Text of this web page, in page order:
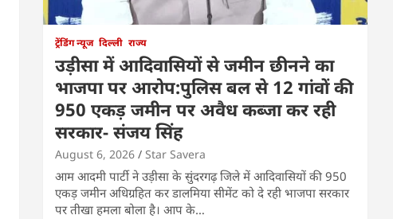
ट्रेंडिंग न्यूज दिल्ली राज्य
उड़ीसा में आदिवासियों से जमीन छीनने का
भाजपा पर आरोप:पुलिस बल से 12 गांवों की
950 एकड़ जमीन पर अवैध कब्जा कर रही
सरकार- संजय सिंह
August 6, 2026 Star Savera
आम आदमी पार्टी ने उड़ीसा के सुंदरगढ़ जिले में आदिवासियों की 950
एकड़ जमीन अधिग्रहित कर डालमिया सीमेंट को दे रही भाजपा सरकार
पर तीखा हमला बोला है। आप के…